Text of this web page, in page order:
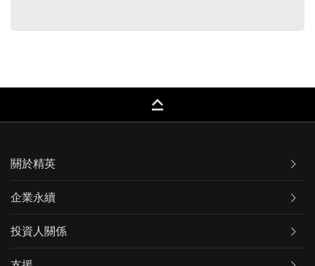
keyboard_capslock
關於精英
企業永續
投資人關係